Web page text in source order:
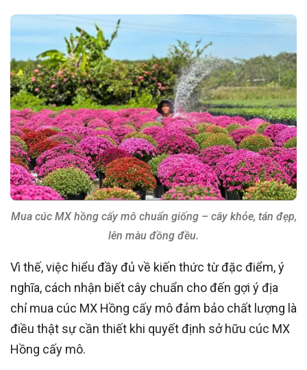
Mua cúc MX hồng cấy mô chuẩn giống – cây khỏe, tán đẹp,
lên màu đồng đều.
Vì thế, việc hiểu đầy đủ về kiến thức từ đặc điểm, ý
nghĩa, cách nhận biết cây chuẩn cho đến gợi ý địa
chỉ mua cúc MX Hồng cấy mô đảm bảo chất lượng là
điều thật sự cần thiết khi quyết định sở hữu cúc MX
Hồng cấy mô.